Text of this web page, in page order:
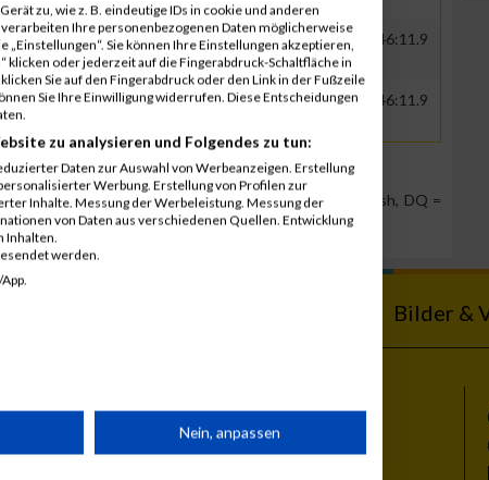
GER Bundesnetzagentur 00:42:05.8 01:46:11.9
GER Bundesnetzagentur 00:42:05.8 01:46:11.9
Position, DNS = Did not start, DNF = Did not finish, DQ =
Bilder &
Themen
zu, wie z. B. eindeutige IDs in cookie und anderen
Ihre personenbezogenen Daten möglicherweise
Sie können Ihre Einstellungen akzeptieren,
klicken oder jederzeit auf die Fingerabdruck-Schaltfläche in
Sie auf den Fingerabdruck oder den Link in der Fußzeile
Sie Ihre Einwilligung widerrufen. Diese Entscheidungen
zu analysieren und Folgendes zu tun:
Daten zur Auswahl von Werbeanzeigen. Erstellung
Werbung. Erstellung von Profilen zur
Inhalte. Messung der Werbeleistung. Messung der
von Daten aus verschiedenen Quellen. Entwicklung
Inhalten.
werden.
Nein, anpassen